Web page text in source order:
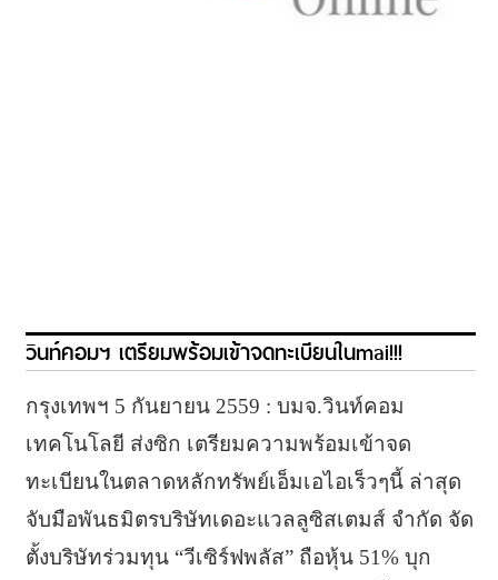
วินท์คอมฯ เตรียมพร้อมเข้าจดทะเบียนในmai!!!
กรุงเทพฯ 5 กันยายน 2559 : บมจ.วินท์คอม
เทคโนโลยี ส่งซิก เตรียมความพร้อมเข้าจด
ทะเบียนในตลาดหลักทรัพย์เอ็มเอไอเร็วๆนี้ ล่าสุด
จับมือพันธมิตรบริษัทเดอะแวลลูซิสเตมส์ จำกัด จัด
ตั้งบริษัทร่วมทุน “วีเซิร์ฟพลัส” ถือหุ้น 51% บุก